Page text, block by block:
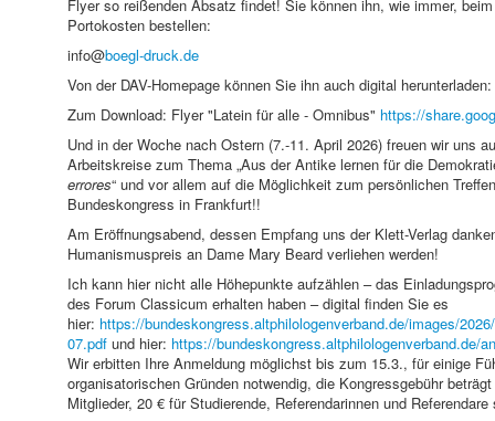
Flyer so reißenden Absatz findet! Sie können ihn, wie immer,
Portokosten bestellen:
info@boegl-druck.de
Von der DAV-Homepage können Sie ihn auch digital herunterladen:
Zum Download: Flyer "Latein für alle - Omnibus" https://
Und in der Woche nach Ostern (7.-11. April 2026) freuen wir uns
Arbeitskreise zum Thema „Aus der Antike lernen für die
errores“ und vor allem auf die Möglichkeit zum persönlichen
Bundeskongress in Frankfurt!!
Am Eröffnungsabend, dessen Empfang uns der Klett-Verlag
Humanismuspreis an Dame Mary Beard verliehen werden!
Ich kann hier nicht alle Höhepunkte aufzählen – das
des Forum Classicum erhalten haben – digital finden Sie es
hier: https://bundeskongress.altphilologenverband.de/images/
07.pdfund hier: https://bundeskongress.altphilologenverband.de/
Wir erbitten Ihre Anmeldung möglichst bis zum 15.3., für einige
organisatorischen Gründen notwendig, die Kongressgebühr
Mitglieder, 20 € für Studierende, Referendarinnen und